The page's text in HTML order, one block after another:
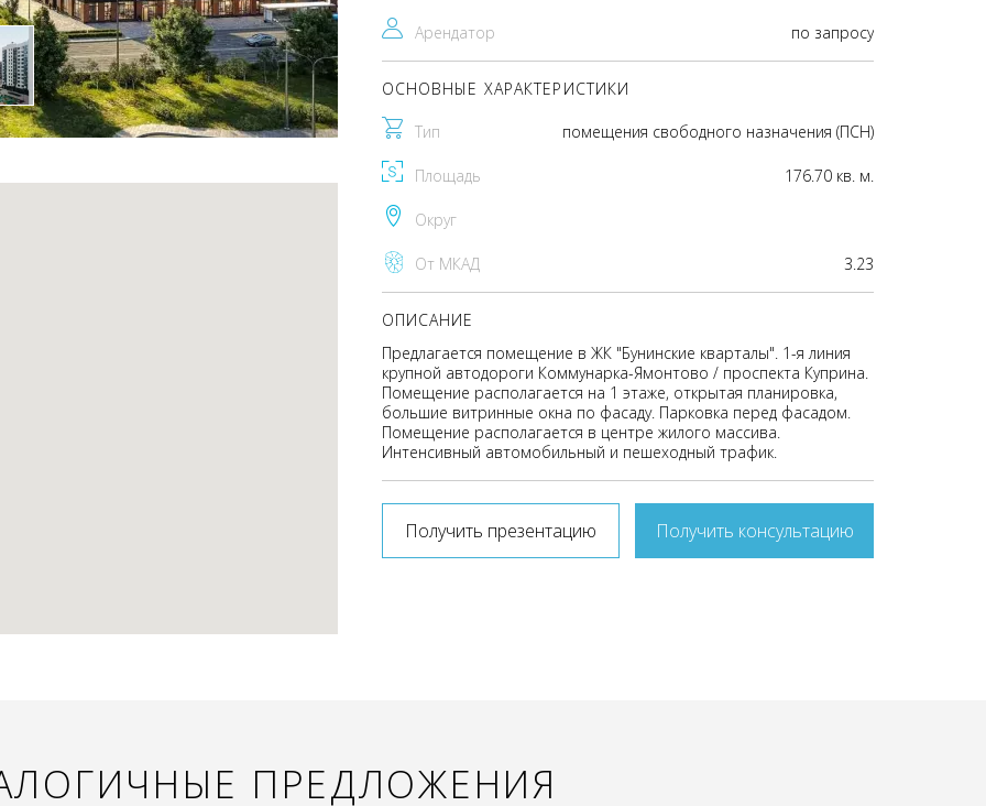
Арендатор по запросу
ОСНОВНЫЕ ХАРАКТЕРИСТИКИ
Тип помещения свободного назначения (ПСН)
Площадь 176.70 кв. м.
Округ
От МКАД 3.23
ОПИСАНИЕ
Предлагается помещение в ЖК "Бунинские кварталы". 1-я линия
крупной автодороги Коммунарка-Ямонтово / проспекта Куприна.
Помещение располагается на 1 этаже, открытая планировка,
большие витринные окна по фасаду. Парковка перед фасадом.
Помещение располагается в центре жилого массива.
Интенсивный автомобильный и пешеходный трафик.
Получить презентацию Получить консультацию
ПРЕДЛОЖЕНИЯ